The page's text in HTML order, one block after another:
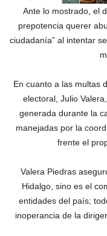
Ante lo mostrado, el
prepotencia querer
ciudadanía” al intentar
En cuanto a las multas
electoral, Julio
generada durante la
manejadas por la
frente el
Valera Piedras
Hidalgo, sino es el
entidades del país;
inoperancia de la